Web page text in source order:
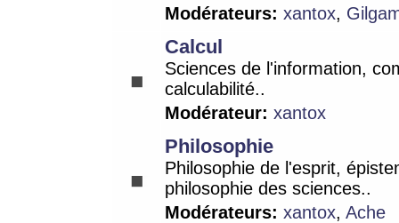
Modérateurs: xantox,
Calcul
Sciences de l'information,
calculabilité..
Modérateur: xantox
Philosophie
Philosophie de l'esprit,
philosophie des sciences..
Modérateurs: xantox, Ache